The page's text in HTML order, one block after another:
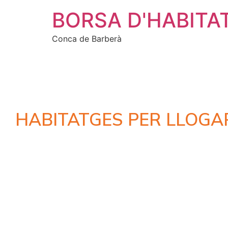
BORSA
Conca de Barberà
HABITATGES PER